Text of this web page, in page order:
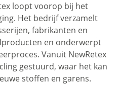
loopt voorop bij het
Het bedrijf verzamelt
fabrikanten en
en onderwerpt
Vanuit NewRetex
gestuurd, waar het kan
stoffen en garens.